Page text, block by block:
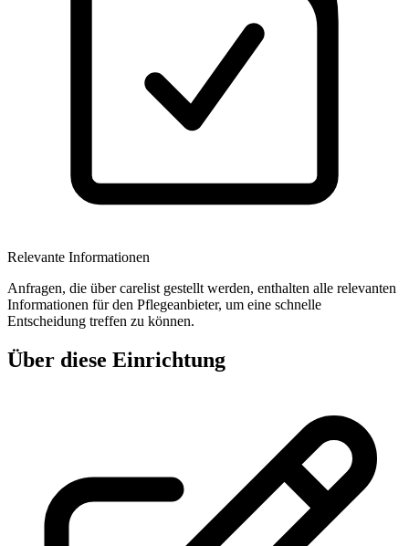
Relevante Informationen
Anfragen, die über carelist gestellt werden, enthalten alle relevanten
Informationen für den Pflegeanbieter, um eine schnelle
Entscheidung treffen zu können.
Über diese Einrichtung